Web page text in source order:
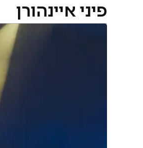
פיני איינהורן